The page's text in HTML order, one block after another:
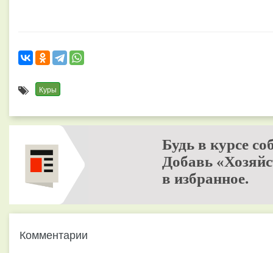
Куры
Будь в курсе
Добавь
в избранное.
Комментарии